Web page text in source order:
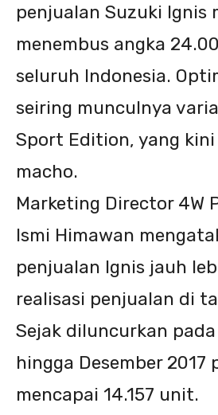
penjualan Suzuki Ignis
menembus angka
seluruh Indonesia.
seiring munculnya
Sport Edition, yang
macho.
Marketing Director 4W
Ismi Himawan
penjualan Ignis jauh
realisasi penjualan di
Sejak diluncurkan pada
hingga Desember 2017
mencapai 14.157 unit.